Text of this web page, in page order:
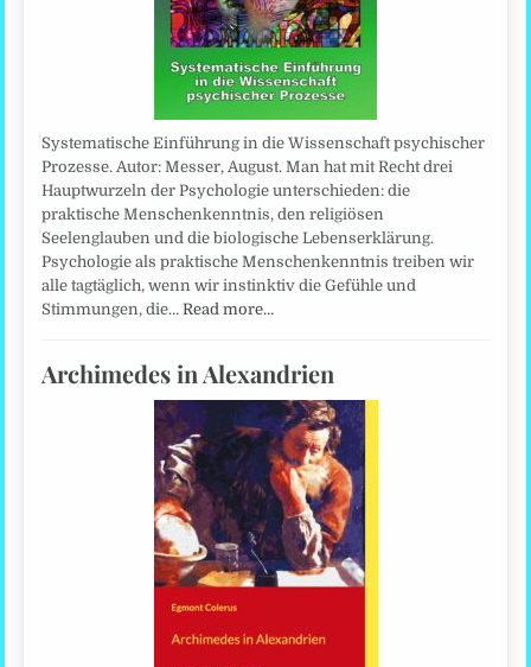
Systematische Einführung in die Wissenschaft psychischer
Prozesse. Autor: Messer, August. Man hat mit Recht drei
Hauptwurzeln der Psychologie unterschieden: die
praktische Menschenkenntnis, den religiösen
Seelenglauben und die biologische Lebenserklärung.
Psychologie als praktische Menschenkenntnis treiben wir
alle tagtäglich, wenn wir instinktiv die Gefühle und
Stimmungen, die…Read more…
Archimedes in Alexandrien